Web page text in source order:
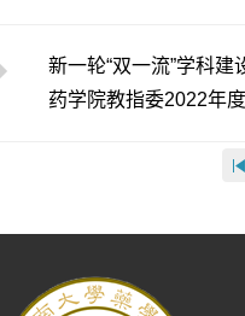
新一轮“双一流”学科
药学院教指委2022年